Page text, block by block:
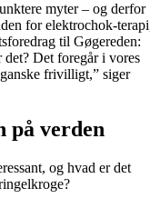
myter – og derfor
for elektrochok-
til Gøgereden:
Det foregår i vores
frivilligt,” siger
på verden
og hvad er det